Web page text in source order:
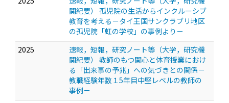
関紀要） 孤児院の生活からインクルーシブ
教育を考える－タイ王国サンクラブリ地区
の孤児院「虹の学校」の事例より－
2025
速報，短報，研究ノート等（大学，研究機
関紀要） 教師のもつ関心と体育授業におけ
る「出来事の予兆」への気づきとの関係－
教職経験年数１5年目中堅レベルの教師の
事例－